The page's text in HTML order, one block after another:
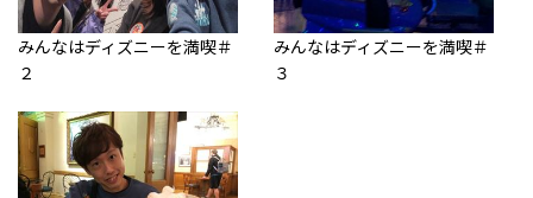
みんなはディズニーを満喫＃
２
みんなはディズニーを満喫＃
３